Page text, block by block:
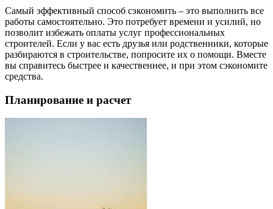
Самый эффективный способ сэкономить – это выполнить все
работы самостоятельно. Это потребует времени и усилий, но
позволит избежать оплаты услуг профессиональных
строителей. Если у вас есть друзья или родственники, которые
разбираются в строительстве, попросите их о помощи. Вместе
вы справитесь быстрее и качественнее, и при этом сэкономите
средства.
Планирование и расчет